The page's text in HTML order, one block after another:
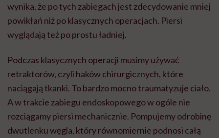
wynika, że po tych zabiegach jest zdecydowanie mniej
powikłań niż po klasycznych operacjach. Piersi
wyglądają też po prostu ładniej.
Podczas klasycznych operacji musimy używać
retraktorów, czyli haków chirurgicznych, które
naciągają tkanki. To bardzo mocno traumatyzuje ciało.
A w trakcie zabiegu endoskopowego w ogóle nie
rozciągamy piersi mechanicznie. Pompujemy odrobinę
dwutlenku węgla, który równomiernie podnosi całą